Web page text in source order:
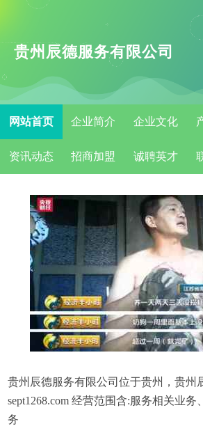
贵州辰德服务有限公司
网站首页 企业简介 企业文化
资讯动态 招商加盟 诚聘英才
贵州辰德服务有限公司位于贵州，贵州
sept1268.com 经营范围含:服务相关业
务